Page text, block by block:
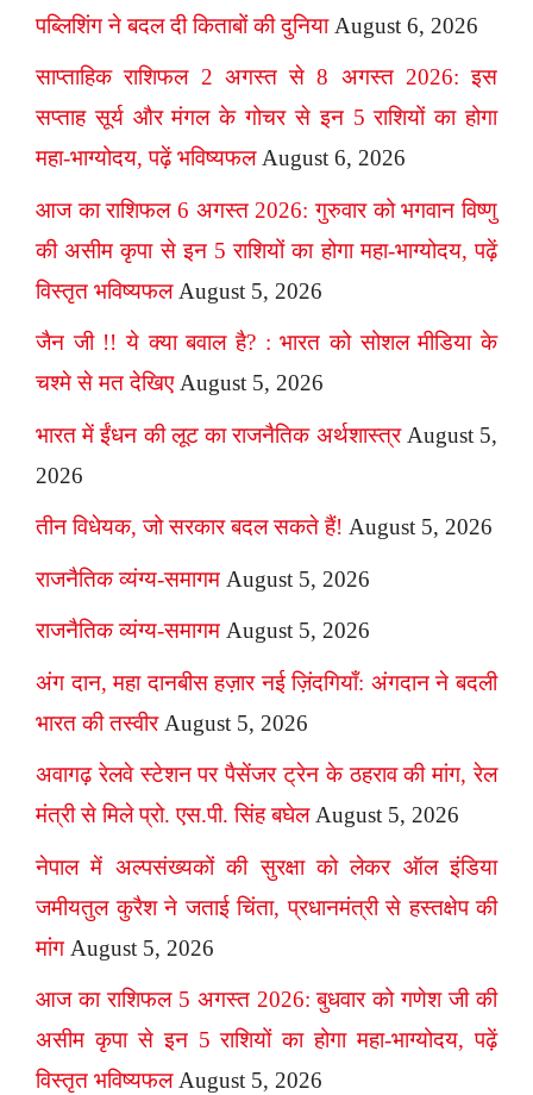
पब्लिशिंग ने बदल दी किताबों की दुनिया August 6, 2026
साप्ताहिक राशिफल 2 अगस्त से 8 अगस्त 2026: इस
सप्ताह सूर्य और मंगल के गोचर से इन 5 राशियों का होगा
महा-भाग्योदय, पढ़ें भविष्यफल August 6, 2026
आज का राशिफल 6 अगस्त 2026: गुरुवार को भगवान विष्णु
की असीम कृपा से इन 5 राशियों का होगा महा-भाग्योदय, पढ़ें
विस्तृत भविष्यफल August 5, 2026
जैन जी !! ये क्या बवाल है? : भारत को सोशल मीडिया के
चश्मे से मत देखिए August 5, 2026
भारत में ईंधन की लूट का राजनैतिक अर्थशास्त्र August 5,
2026
तीन विधेयक, जो सरकार बदल सकते हैं! August 5, 2026
राजनैतिक व्यंग्य-समागम August 5, 2026
राजनैतिक व्यंग्य-समागम August 5, 2026
अंग दान, महा दानबीस हज़ार नई ज़िंदगियाँ: अंगदान ने बदली
भारत की तस्वीर August 5, 2026
अवागढ़ रेलवे स्टेशन पर पैसेंजर ट्रेन के ठहराव की मांग, रेल
मंत्री से मिले प्रो. एस.पी. सिंह बघेल August 5, 2026
नेपाल में अल्पसंख्यकों की सुरक्षा को लेकर ऑल इंडिया
जमीयतुल कुरैश ने जताई चिंता, प्रधानमंत्री से हस्तक्षेप की
मांग August 5, 2026
आज का राशिफल 5 अगस्त 2026: बुधवार को गणेश जी की
असीम कृपा से इन 5 राशियों का होगा महा-भाग्योदय, पढ़ें
विस्तृत भविष्यफल August 5, 2026